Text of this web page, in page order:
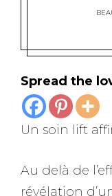
Spread the
Un soin lift
Au delà de
révélation